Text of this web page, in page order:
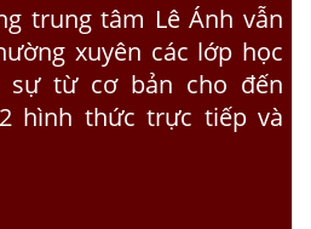
trung tâm Lê Ánh vẫn
xuyên các lớp học
sựtừ cơ bản cho đến
hình thức trực tiếp và